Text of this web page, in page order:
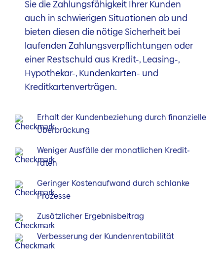
Sie die Zahlungsfähigkeit Ihrer Kunden
auch in schwierigen Situationen ab und
bieten diesen die nötige Sicherheit bei
laufenden Zahlungsverpflichtungen oder
einer Restschuld aus Kredit-, Leasing-,
Hypothekar-, Kundenkarten- und
Kreditkartenverträgen.
Erhalt der Kunden­beziehung durch finan­zielle
Über­brückung
Weniger Ausfälle der monat­lichen Kredit­
raten
Geringer Kosten­aufwand durch schlanke
Prozesse
Zusätzlicher Ergebnis­beitrag
Verbesserung der Kunden­rentabilität